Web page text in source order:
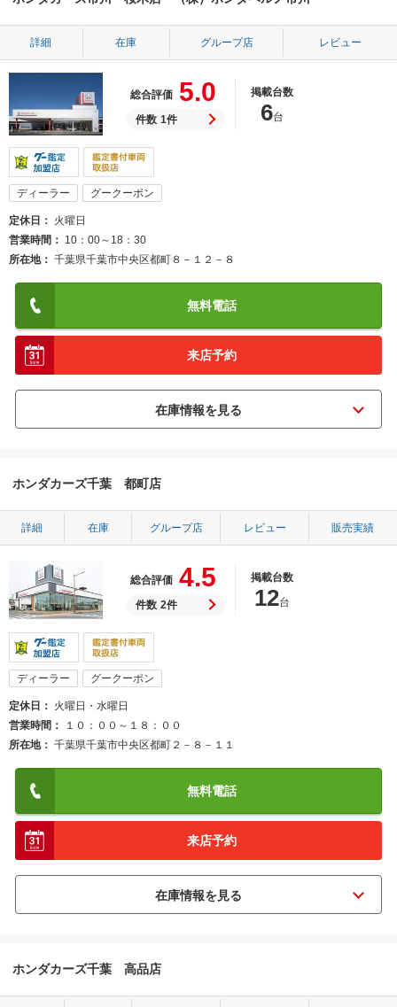
詳細 在庫 グループ店 レビュー
総合評価 5.0
件数 1件
掲載台数
6台
ディーラー グークーポン
定休日
火曜日
営業時間
10：00～18：30
所在地
千葉県千葉市中央区都町８－１２－８
無料電話
来店予約
ホンダカーズ千葉 都町店
詳細 在庫 グループ店 レビュー 販売実績
総合評価 4.5
件数 2件
掲載台数
12台
ディーラー グークーポン
定休日
火曜日・水曜日
営業時間
１０：００～１８：００
所在地
千葉県千葉市中央区都町２－８－１１
無料電話
来店予約
ホンダカーズ千葉 高品店